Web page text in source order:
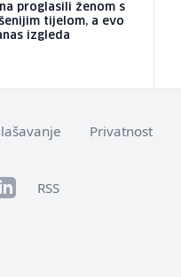
proglasili ženom s
tijelom, a evo
izgleda
Privatnost
RSS